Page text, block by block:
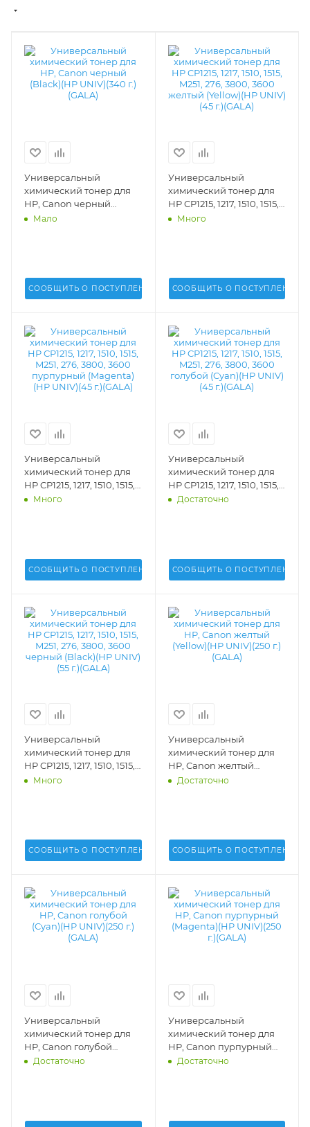
Универсальный
химический тонер для
HP, Canon черный
(Black)(HP UNIV)(340 г.)
Мало
СООБЩИТЬ О ПОСТУПЛЕНИИ
Универсальный
химический тонер для
HP CP1215, 1217, 1510, 1515,
M251, 276, 3800, 3600
Много
СООБЩИТЬ О ПОСТУПЛЕНИИ
Универсальный
химический тонер для
HP CP1215, 1217, 1510, 1515,
M251, 276, 3800, 3600
Много
СООБЩИТЬ О ПОСТУПЛЕНИИ
Универсальный
химический тонер для
HP CP1215, 1217, 1510, 1515,
M251, 276, 3800, 3600
Достаточно
СООБЩИТЬ О ПОСТУПЛЕНИИ
Универсальный
химический тонер для
HP CP1215, 1217, 1510, 1515,
M251, 276, 3800, 3600
Много
СООБЩИТЬ О ПОСТУПЛЕНИИ
Универсальный
химический тонер для
HP, Canon желтый
(Yellow)(HP UNIV)(250 г.)
Достаточно
СООБЩИТЬ О ПОСТУПЛЕНИИ
Универсальный
химический тонер для
HP, Canon голубой
(Cyan)(HP UNIV)(250 г.)
Достаточно
Универсальный
химический тонер для
HP, Canon пурпурный
(Magenta)(HP UNIV)(250
Достаточно